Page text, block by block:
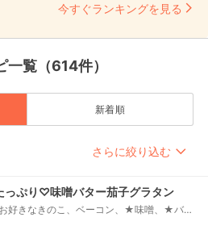
今すぐランキングを見る
覧（614件）
新着順
さらに絞り込む
っぷり♡味噌バター茄子グラタン
好きなきのこ、ベーコン、★味噌、★バタ
つゆ（3倍）、サラダ油、チーズ